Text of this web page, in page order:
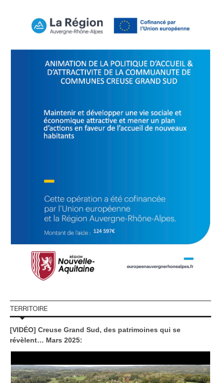
TERRITOIRE
[VIDÉO] Creuse Grand Sud, des patrimoines qui se
révèlent… Mars 2025: